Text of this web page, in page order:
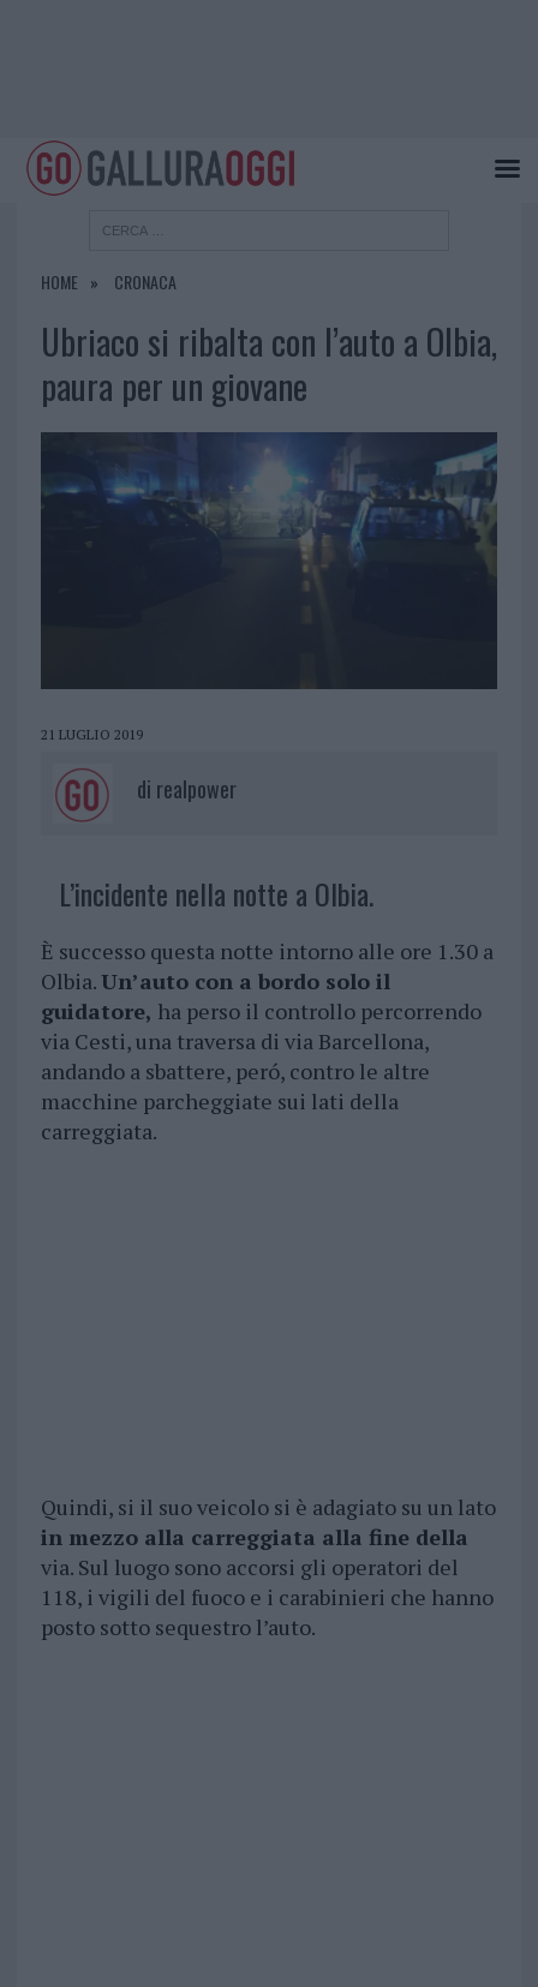
HOME CRONACA
Ubriaco si ribalta con l’auto a Olbia,
paura per un giovane
21 LUGLIO 2019
di realpower
L’incidente nella notte a Olbia.
È successo questa notte intorno alle ore 1.30 a
Olbia.Un’auto con a bordo solo il
guidatore, ha perso il controllo percorrendo
via Cesti, una traversa di via Barcellona,
andando a sbattere, peró, contro le altre
macchine parcheggiate sui lati della
carreggiata.
Quindi, si il suo veicolo si è adagiato su un lato
in mezzo alla carreggiata alla fine della
via. Sul luogo sono accorsi gli operatori del
118, i vigili del fuoco e i carabinieri che hanno
posto sotto sequestro l’auto.